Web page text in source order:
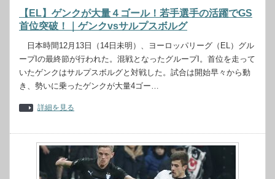
【EL】ゲンクが大量４ゴール！若手選手の活躍でGS
首位突破！｜ゲンクvsサルプスボルグ
日本時間12月13日（14日未明）、ヨーロッパリーグ（EL）グル
ープIの最終節が行われた。混戦となったグループI。首位を走って
いたゲンクはサルプスボルグと対戦した。試合は開始早々から動
き、勢いに乗ったゲンクが大量4ゴー…
詳細を見る